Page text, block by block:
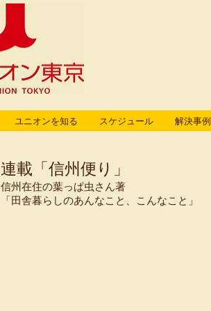
ユニオンを知る スケジュール 解決事例
連載「信州便り」
信州在住の葉っぱ虫さん著
「田舎暮らしのあんなこと、こんなこと」